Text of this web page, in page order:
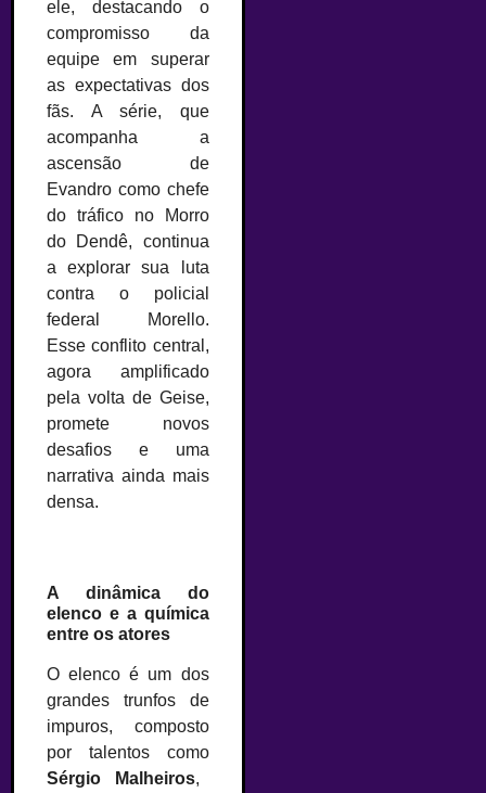
ele, destacando o
compromisso da
equipe em superar
as expectativas dos
fãs. A série, que
acompanha a
ascensão de
Evandro como chefe
do tráfico no Morro
do Dendê, continua
a explorar sua luta
contra o policial
federal Morello.
Esse conflito central,
agora amplificado
pela volta de Geise,
promete novos
desafios e uma
narrativa ainda mais
densa.
A dinâmica do
elenco e a química
entre os atores
O elenco é um dos
grandes trunfos de
impuros, composto
por talentos como
Sérgio Malheiros,